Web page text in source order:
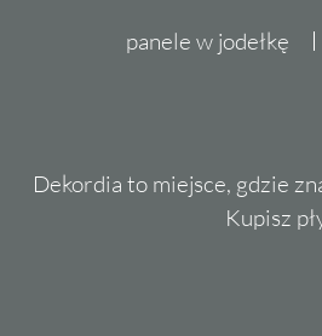
panele w jodełkę
Dekordia to miejsce, gdzie
Kupisz